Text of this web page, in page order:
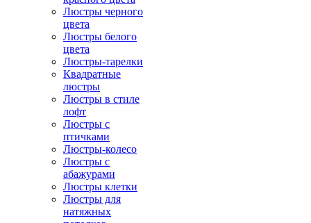
Люстры черного
цвета
Люстры белого
цвета
Люстры-тарелки
Квадратные
люстры
Люстры в стиле
лофт
Люстры с
птичками
Люстры-колесо
Люстры с
абажурами
Люстры клетки
Люстры для
натяжных